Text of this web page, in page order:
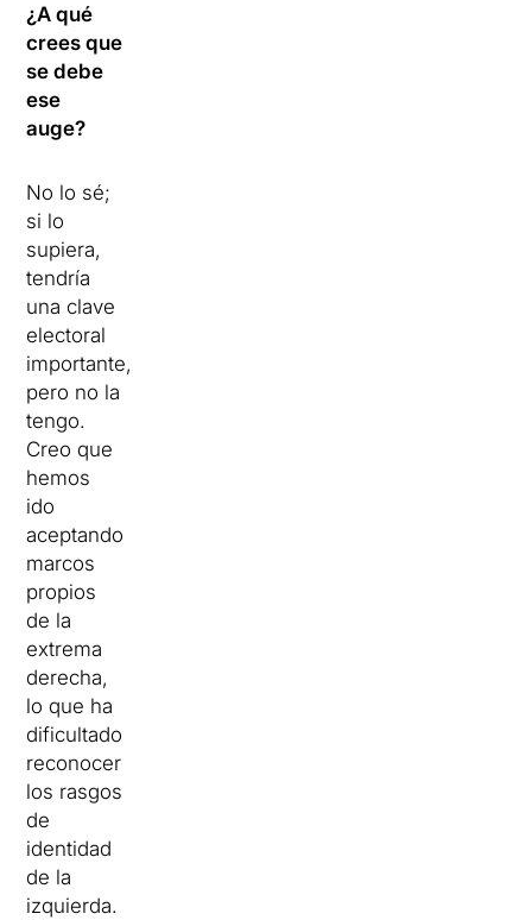
¿A qué
crees que
se debe
ese
auge?
No lo sé;
si lo
supiera,
tendría
una clave
electoral
importante,
pero no la
tengo.
Creo que
hemos
ido
aceptando
marcos
propios
de la
extrema
derecha,
lo que ha
dificultado
reconocer
los rasgos
de
identidad
de la
izquierda.